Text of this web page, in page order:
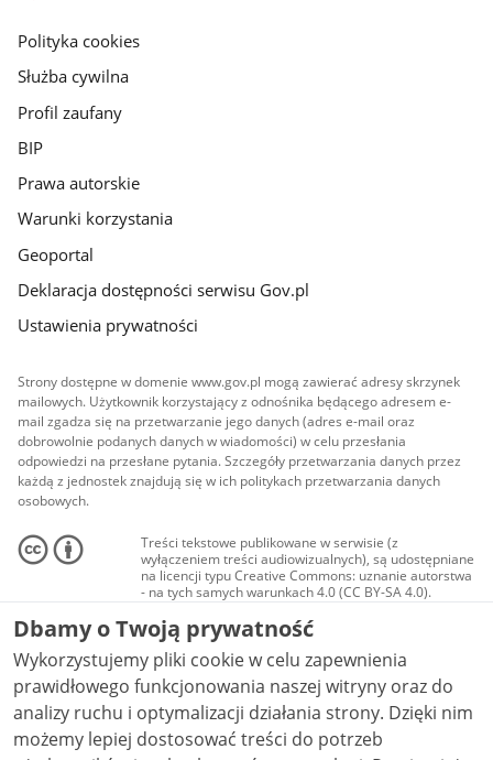
gov.pl
Polityka cookies
Służba cywilna
Profil zaufany
BIP
Prawa autorskie
Warunki korzystania
Geoportal
Deklaracja dostępności serwisu Gov.pl
Ustawienia prywatności
Strony dostępne w domenie www.gov.pl mogą zawierać adresy skrzynek
mailowych. Użytkownik korzystający z odnośnika będącego adresem e-
mail zgadza się na przetwarzanie jego danych (adres e-mail oraz
dobrowolnie podanych danych w wiadomości) w celu przesłania
odpowiedzi na przesłane pytania. Szczegóły przetwarzania danych przez
każdą z jednostek znajdują się w ich politykach przetwarzania danych
osobowych.
Treści tekstowe publikowane w serwisie (z
wyłączeniem treści audiowizualnych), są udostępniane
na licencji typu Creative Commons: uznanie autorstwa
- na tych samych warunkach 4.0 (CC BY-SA 4.0).
Materiały audiowizualne, w tym zdjęcia, materiały
audio i wideo, są udostępniane na licencji typu
Creative Commons: uznanie autorstwa użycie
niekomercyjne - bez utworów zależnych 4.0 (CC BY-
NC-ND 4.0), o ile nie jest to stwierdzone inaczej.
Dbamy o Twoją prywatność
Wykorzystujemy pliki cookie w celu zapewnienia
prawidłowego funkcjonowania naszej witryny oraz do
analizy ruchu i optymalizacji działania strony. Dzięki nim
możemy lepiej dostosować treści do potrzeb